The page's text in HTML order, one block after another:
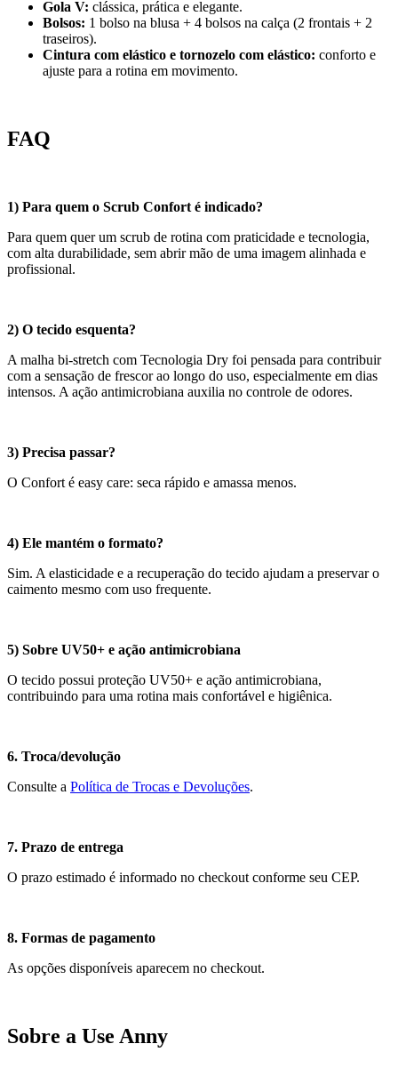
Gola V: clássica, prática e elegante.
Bolsos: 1 bolso na blusa + 4 bolsos na calça (2 frontais + 2
traseiros).
Cintura com elástico e tornozelo com elástico: conforto e
ajuste para a rotina em movimento.
FAQ
1) Para quem o Scrub Confort é indicado?
Para quem quer um scrub de rotina com praticidade e tecnologia,
com alta durabilidade, sem abrir mão de uma imagem alinhada e
profissional.
2) O tecido esquenta?
A malha bi-stretch com Tecnologia Dry foi pensada para contribuir
com a sensação de frescor ao longo do uso, especialmente em dias
intensos. A ação antimicrobiana auxilia no controle de odores.
3) Precisa passar?
O Confort é easy care: seca rápido e amassa menos.
4) Ele mantém o formato?
Sim. A elasticidade e a recuperação do tecido ajudam a preservar o
caimento mesmo com uso frequente.
5) Sobre UV50+ e ação antimicrobiana
O tecido possui proteção UV50+ e ação antimicrobiana,
contribuindo para uma rotina mais confortável e higiênica.
6. Troca/devolução
Consulte a Política de Trocas e Devoluções.
7. Prazo de entrega
O prazo estimado é informado no checkout conforme seu CEP.
8. Formas de pagamento
As opções disponíveis aparecem no checkout.
Sobre a Use Anny